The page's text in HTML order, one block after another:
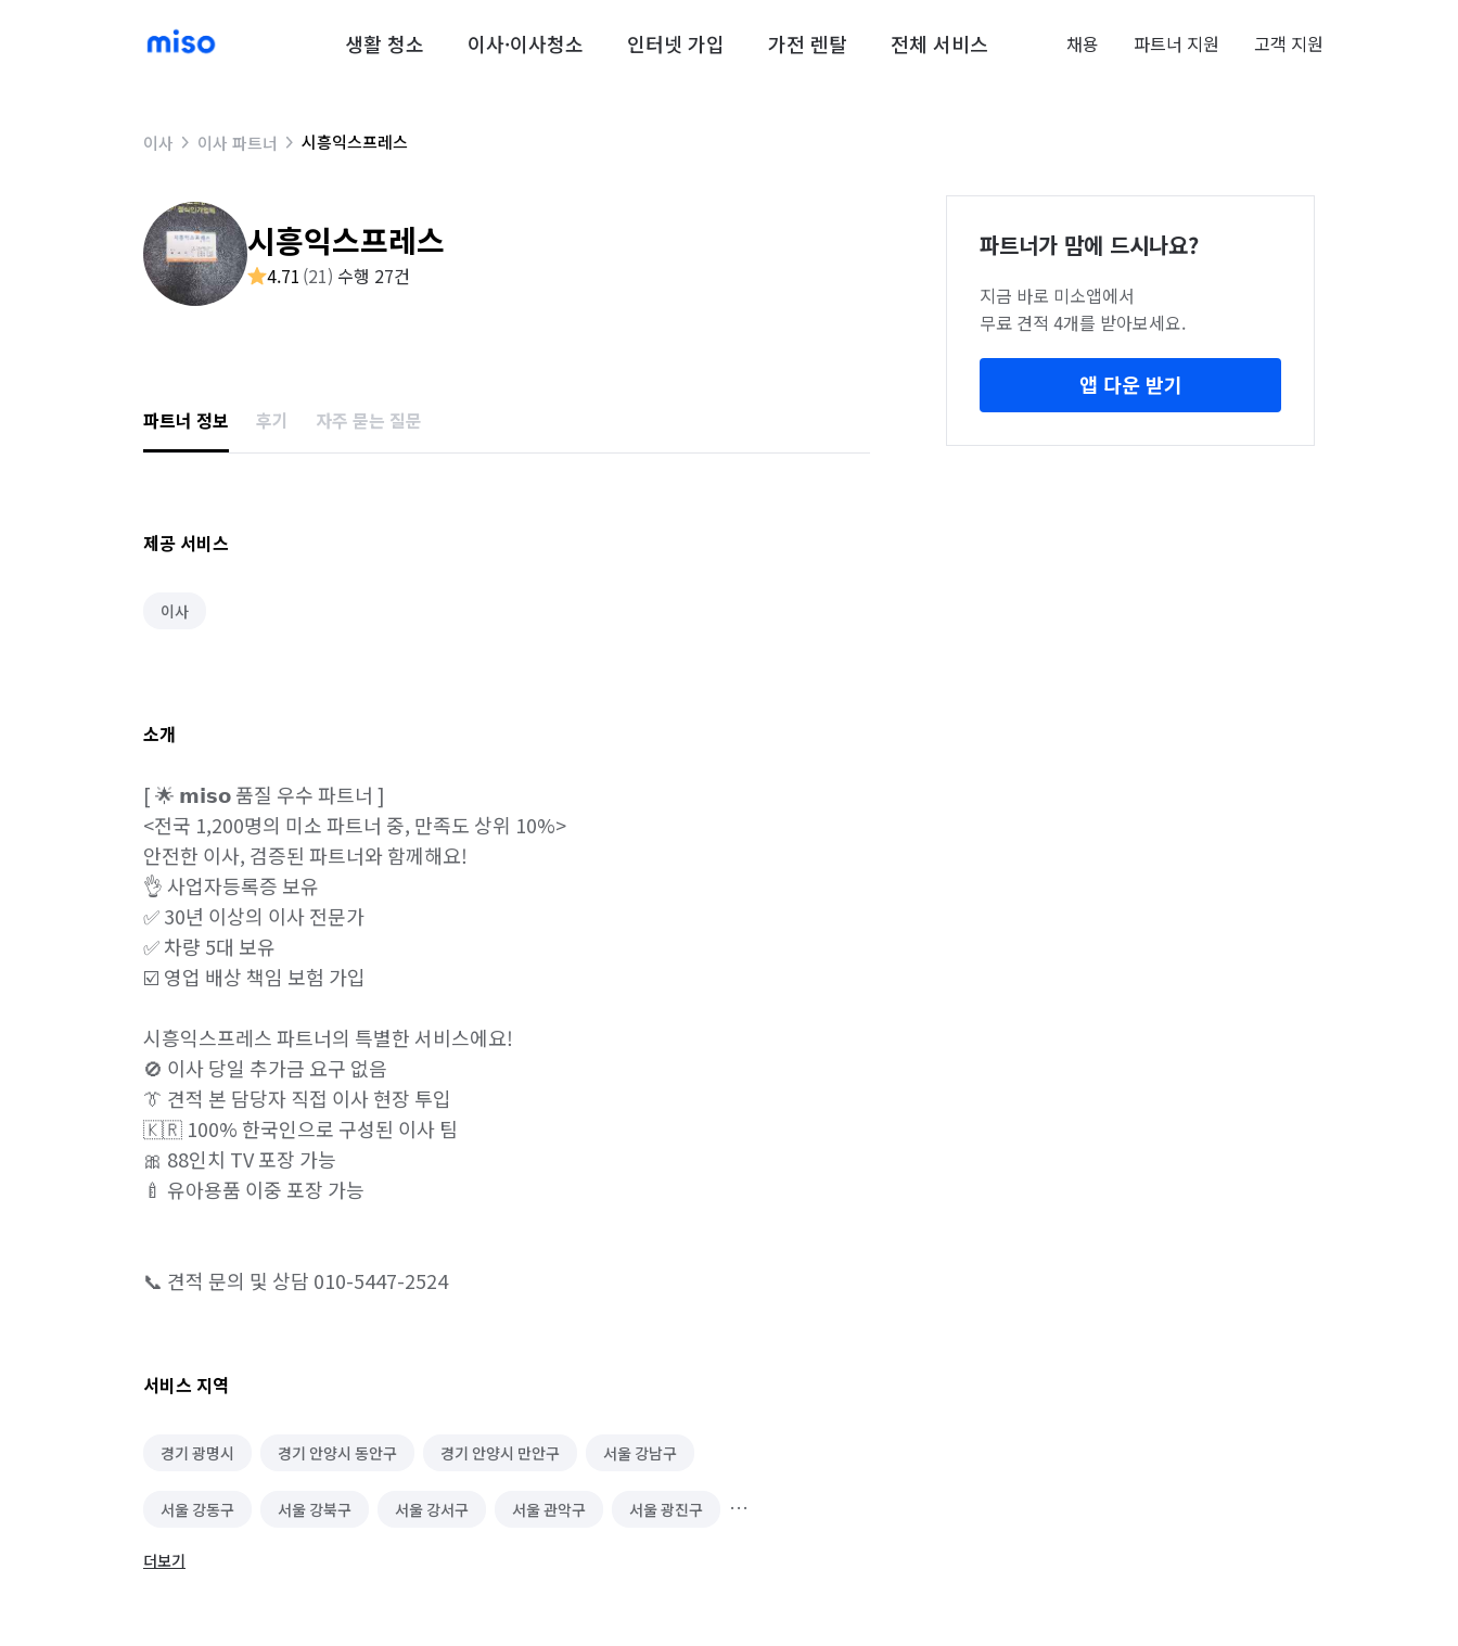
생활 청소 이사·이사청소 인터넷 가입 가전 렌탈 전체 서비스 채용 파트너 지원 고객 지원
이사 이사 파트너 시흥익스프레스
시흥익스프레스
4.71 (21) 수행 27건
파트너 정보 후기 자주 묻는 질문
제공 서비스
이사
소개
[ 🌟 𝗺𝗶𝘀𝗼 품질 우수 파트너 ]
<전국 1,200명의 미소 파트너 중, 만족도 상위 10%>
안전한 이사, 검증된 파트너와 함께해요!
👌 사업자등록증 보유
✅ 30년 이상의 이사 전문가
✅ 차량 5대 보유
☑️ 영업 배상 책임 보험 가입
시흥익스프레스 파트너의 특별한 서비스에요!
🚫 이사 당일 추가금 요구 없음
👔 견적 본 담당자 직접 이사 현장 투입
🇰🇷 100% 한국인으로 구성된 이사 팀
🎀 88인치 TV 포장 가능
🍼 유아용품 이중 포장 가능
📞 견적 문의 및 상담 010-5447-2524
서비스 지역
경기 광명시 경기 안양시 동안구 경기 안양시 만안구 서울 강남구
서울 강동구 서울 강북구 서울 강서구 서울 관악구 서울 광진구
서울 구로구
더보기
파트너가 맘에 드시나요?
지금 바로 미소앱에서
무료 견적 4개를 받아보세요.
앱 다운 받기